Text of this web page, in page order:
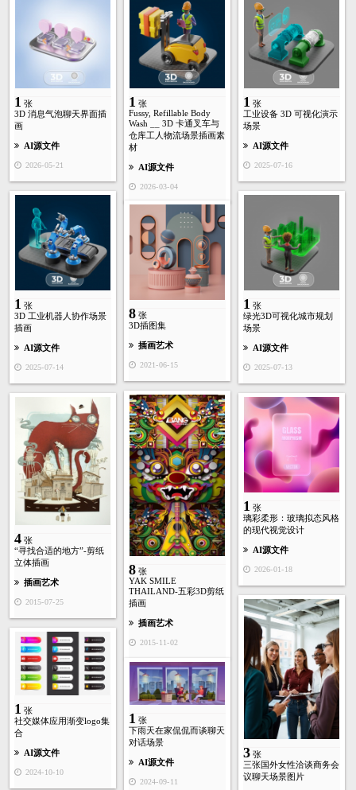
1 张
3D 消息气泡聊天界面插
画
AI源文件
2026-05-21
1 张
Fussy, Refillable Body
Wash __ 3D 卡通叉车与
仓库工人物流场景插画素
材
AI源文件
2026-03-04
1 张
工业设备 3D 可视化演示
场景
AI源文件
2025-07-16
1 张
3D 工业机器人协作场景
插画
AI源文件
2025-07-14
1 张
绿光3D可视化城市规划
场景
AI源文件
2025-07-13
8 张
3D插图集
插画艺术
2021-06-15
8 张
YAK SMILE
THAILAND-五彩3D剪纸
插画
插画艺术
2015-11-02
4 张
“寻找合适的地方”-剪纸
立体插画
插画艺术
2015-07-25
1 张
璃彩柔形：玻璃拟态风格
的现代视觉设计
AI源文件
2026-01-18
3 张
三张国外女性洽谈商务会
议聊天场景图片
1 张
社交媒体应用渐变logo集
合
AI源文件
2024-10-10
1 张
下雨天在家侃侃而谈聊天
对话场景
AI源文件
2024-09-11